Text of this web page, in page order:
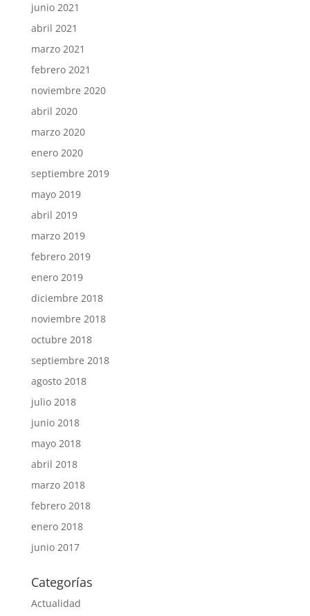
junio 2021
abril 2021
marzo 2021
febrero 2021
noviembre 2020
abril 2020
marzo 2020
enero 2020
septiembre 2019
mayo 2019
abril 2019
marzo 2019
febrero 2019
enero 2019
diciembre 2018
noviembre 2018
octubre 2018
septiembre 2018
agosto 2018
julio 2018
junio 2018
mayo 2018
abril 2018
marzo 2018
febrero 2018
enero 2018
junio 2017
Categorías
Actualidad